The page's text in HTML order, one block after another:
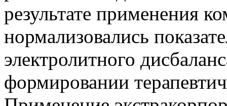
результате применения
нормализовались
электролитного
формировании